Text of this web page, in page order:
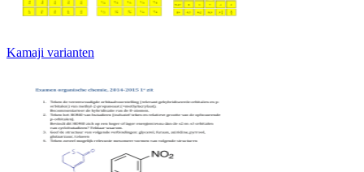
Kamaji varianten